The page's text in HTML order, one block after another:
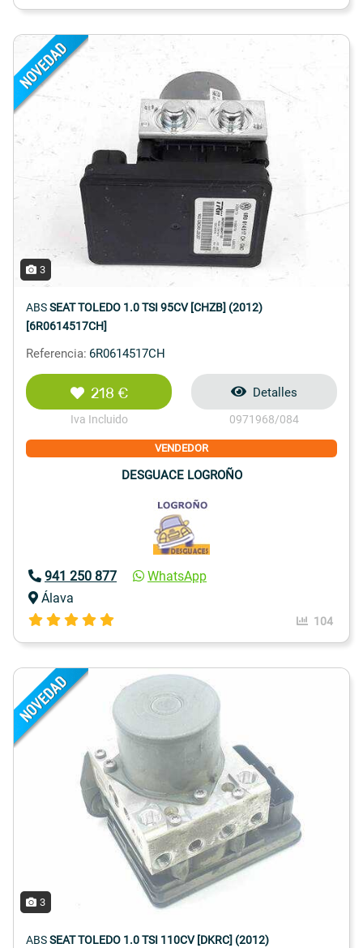
3
ABSSEAT TOLEDO 1.0 TSI 95CV [CHZB] (2012)
[6R0614517CH]
Referencia: 6R0614517CH
218 €
Iva Incluido
Detalles
0971968/084
VENDEDOR
DESGUACE LOGROÑO
941 250 877
WhatsApp
Álava
104
3
ABSSEAT TOLEDO 1.0 TSI 110CV [DKRC] (2012)